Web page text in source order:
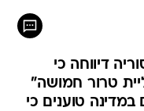
דיווחה כי
טרור חמושה"
במדינה טוענים כי